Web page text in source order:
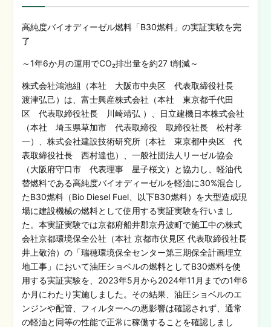
高純度バイオディーゼル燃料「B30燃料」の実証実験を完
了
～1年6か月の運用でCO₂排出量を約27 t削減～
株式会社鴻池組（本社 大阪市中央区 代表取締役社長
渡津弘己）は、富士興産株式会社（本社 東京都千代田
区 代表取締役社長 川崎靖弘 ）、日立建機日本株式会社
（本社 埼玉県草加市 代表取締役 取締役社長 松村孝
一）、株式会社建設技術研究所（本社 東京都中央区 代
表取締役社長 西村達也）、一般社団法人リーゼル協会
（大阪府守口市 代表理事 星子桜文）と協力し、軽油代
替燃料である高純度バイオディーゼルを軽油に30%混合し
たB30燃料（Bio Diesel Fuel、以下B30燃料）を大型造成現
場に建設機械の燃料として使用する実証実験を行いまし
た。本実証実験では京都府船井郡京丹波町で施工中の株式
会社京都環境保全公社（本社 京都市伏見区 代表取締役社長
井上敬治）の「瑞穂環境保全センター第三期保全計画埋立
地工事」において油圧ショベルの燃料としてB30燃料を使
用する実証実験を、2023年5月から2024年11月までの1年6
か月にわたり実施しました。その結果、油圧ショベルのエ
ンジンや配管、フィルターへの悪影響は確認されず、通常
の軽油と同等の性能で正常に稼働することを確認しまし